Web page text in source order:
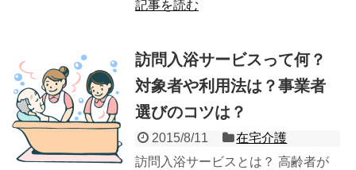
記事を読む
訪問入浴サービスって何？
対象者や利用法は？事業者
選びのコツは？
2015/8/11
在宅介護
訪問入浴サービスとは？ 高齢者が